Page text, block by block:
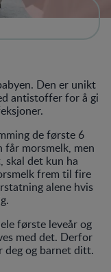
Den er unikt
antistoffer for å gi
de første 6
får morsmelk, men
skal det kun ha
frem til fire
alene hvis
første leveår og
med det. Derfor
deg og barnet ditt.